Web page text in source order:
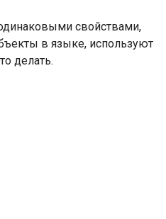
свойствами,
в языке, используют
делать.